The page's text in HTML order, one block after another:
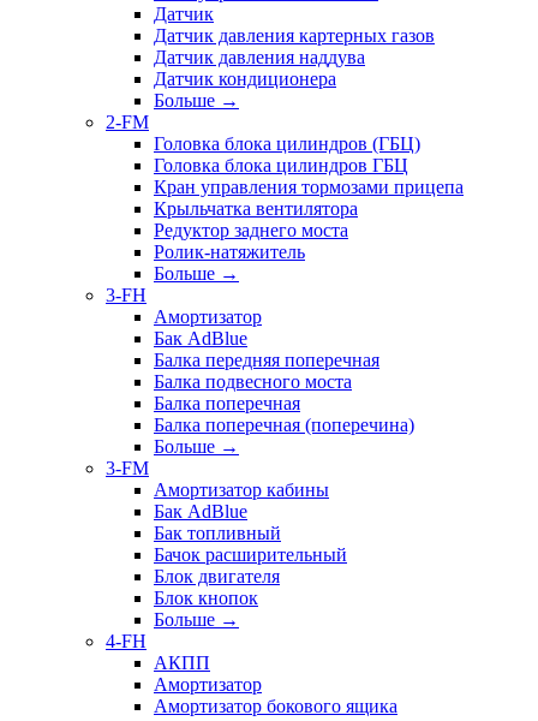
Датчик
Датчик давления картерных газов
Датчик давления наддува
Датчик кондиционера
Больше →
2-FM
Головка блока цилиндров (ГБЦ)
Головка блока цилиндров ГБЦ
Кран управления тормозами прицепа
Крыльчатка вентилятора
Редуктор заднего моста
Ролик-натяжитель
Больше →
3-FH
Амортизатор
Бак AdBlue
Балка передняя поперечная
Балка подвесного моста
Балка поперечная
Балка поперечная (поперечина)
Больше →
3-FM
Амортизатор кабины
Бак AdBlue
Бак топливный
Бачок расширительный
Блок двигателя
Блок кнопок
Больше →
4-FH
АКПП
Амортизатор
Амортизатор бокового ящика